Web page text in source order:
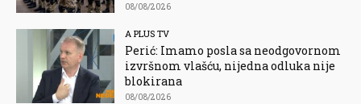
08/08/2026
A PLUS TV
Perić: Imamo posla sa neodgovornom
izvršnom vlašću, nijedna odluka nije
blokirana
08/08/2026